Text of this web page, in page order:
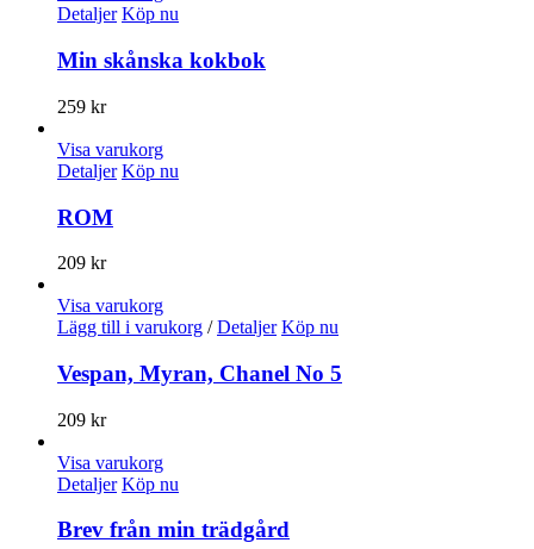
Detaljer Köp nu
Min skånska kokbok
259 kr
Visa varukorg
Detaljer Köp nu
ROM
209 kr
Visa varukorg
Lägg till i varukorg / Detaljer Köp nu
Vespan, Myran, Chanel No 5
209 kr
Visa varukorg
Detaljer Köp nu
Brev från min trädgård